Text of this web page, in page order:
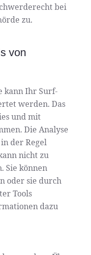
bei
zu.
von
kann Ihr Surf-
werden. Das
und mit
Die Analyse
der Regel
nicht zu
Sie können
oder sie durch
Tools
dazu